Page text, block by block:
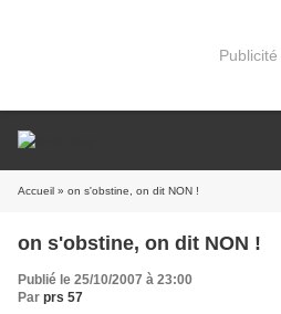
Publicité
Accueil » on s'obstine, on dit NON !
on s'obstine, on dit NON !
Publié le 25/10/2007 à 23:00
Par prs 57